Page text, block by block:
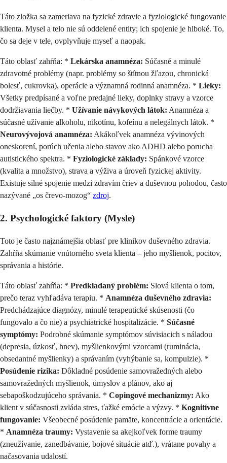
Táto zložka sa zameriava na fyzické zdravie a fyziologické fungovanie
klienta. Mysel a telo nie sú oddelené entity; ich spojenie je hlboké. To,
čo sa deje v tele, ovplyvňuje myseľ a naopak.
Táto oblasť zahŕňa: * Lekárska anamnéza: Súčasné a minulé
zdravotné problémy (napr. problémy so štítnou žľazou, chronická
bolesť, cukrovka), operácie a významná rodinná anamnéza. * Lieky:
Všetky predpísané a voľne predajné lieky, doplnky stravy a vzorce
dodržiavania liečby. * Užívanie návykových látok: Anamnéza a
súčasné užívanie alkoholu, nikotínu, kofeínu a nelegálnych látok. *
Neurovývojová anamnéza: Akákoľvek anamnéza vývinových
oneskorení, porúch učenia alebo stavov ako ADHD alebo porucha
autistického spektra. * Fyziologické základy: Spánkové vzorce
(kvalita a množstvo), strava a výživa a úroveň fyzickej aktivity.
Existuje silné spojenie medzi zdravím čriev a duševnou pohodou, často
nazývané „os črevo-mozog“ zdroj.
2. Psychologické faktory (Mysle)
Toto je často najznámejšia oblasť pre klinikov duševného zdravia.
Zahŕňa skúmanie vnútorného sveta klienta – jeho myšlienok, pocitov,
správania a histórie.
Táto oblasť zahŕňa: * Predkladaný problém: Slová klienta o tom,
prečo teraz vyhľadáva terapiu. * Anamnéza duševného zdravia:
Predchádzajúce diagnózy, minulé terapeutické skúsenosti (čo
fungovalo a čo nie) a psychiatrické hospitalizácie. * Súčasné
symptómy: Podrobné skúmanie symptómov súvisiacich s náladou
(depresia, úzkosť, hnev), myšlienkovými vzorcami (ruminácia,
obsedantné myšlienky) a správaním (vyhýbanie sa, kompulzie). *
Posúdenie rizika: Dôkladné posúdenie samovražedných alebo
samovražedných myšlienok, úmyslov a plánov, ako aj
sebapoškodzujúceho správania. * Copingové mechanizmy: Ako
klient v súčasnosti zvláda stres, ťažké emócie a výzvy. * Kognitívne
fungovanie: Všeobecné posúdenie pamäte, koncentrácie a orientácie.
* Anamnéza traumy: Vystavenie sa akejkoľvek forme traumy
(zneužívanie, zanedbávanie, bojové situácie atď.), vrátane povahy a
načasovania udalostí.